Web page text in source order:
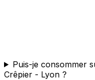
Puis-je consommer
Crêpier - Lyon ?